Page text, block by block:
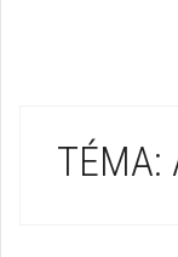
TÉMA: